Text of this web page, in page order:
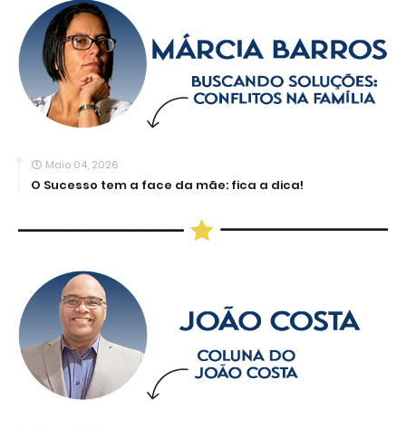
Maio 04, 2026
O Sucesso tem a face da mãe: fica a dica!